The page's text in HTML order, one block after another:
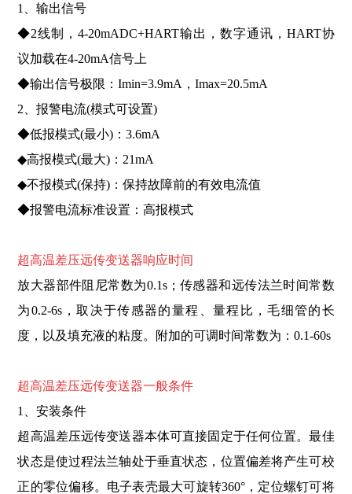
1、输出信号
◆2线制，4-20mADC+HART输出，数字通讯，HART协
议加载在4-20mA信号上
◆输出信号极限：Imin=3.9mA，Imax=20.5mA
2、报警电流(模式可设置)
◆低报模式(最小)：3.6mA
◆高报模式(最大)：21mA
◆不报模式(保持)：保持故障前的有效电流值
◆报警电流标准设置：高报模式
超高温差压远传变送器响应时间
放大器部件阻尼常数为0.1s；传感器和远传法兰时间常数
为0.2-6s，取决于传感器的量程、量程比，毛细管的长
度，以及填充液的粘度。附加的可调时间常数为：0.1-60s
超高温差压远传变送器一般条件
1、安装条件
超高温差压远传变送器本体可直接固定于任何位置。最佳
状态是使过程法兰轴处于垂直状态，位置偏差将产生可校
正的零位偏移。电子表壳最大可旋转360°，定位螺钉可将